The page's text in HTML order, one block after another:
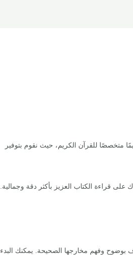
متخصصًا للقرآن الكريم، حيث نقوم بتوفير
قراءة الكتاب العزيز بأكثر دقة وجمالية.
بوضوح وفهم مخارجها الصحيحة. يمكنك البدء